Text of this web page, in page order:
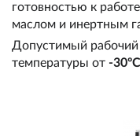
готовностью к
маслом и инертным
Допустимый
температуры от -